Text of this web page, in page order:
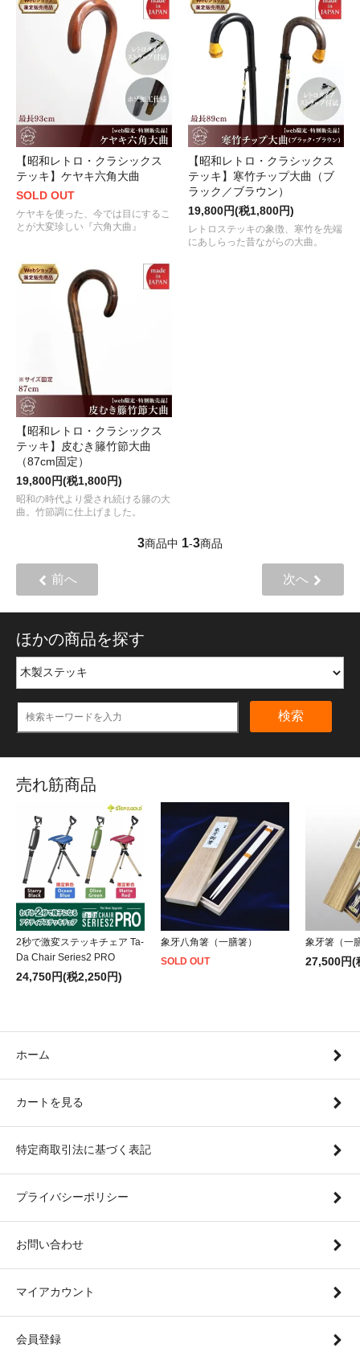
【昭和レトロ・クラシックス
テッキ】ケヤキ六角大曲
SOLD OUT
ケヤキを使った、今では目にするこ
とが大変珍しい『六角大曲』
【昭和レトロ・クラシックス
テッキ】寒竹チップ大曲（ブ
ラック／ブラウン）
19,800円(税1,800円)
レトロステッキの象徴、寒竹を先端
にあしらった昔ながらの大曲。
【昭和レトロ・クラシックス
テッキ】皮むき籐竹節大曲
（87cm固定）
19,800円(税1,800円)
昭和の時代より愛され続ける籐の大
曲。竹節調に仕上げました。
3商品中 1-3商品
前へ 次へ
ほかの商品を探す
検索
売れ筋商品
2秒で激変ステッキチェア Ta-
Da Chair Series2 PRO
24,750円(税2,250円)
象牙八角箸（一膳箸）
SOLD OUT
象牙箸（一
27,500円(
ホーム
カートを見る
特定商取引法に基づく表記
プライバシーポリシー
お問い合わせ
マイアカウント
会員登録